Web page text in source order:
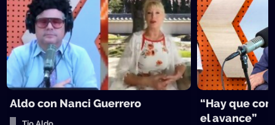
Aldo con Nanci Guerrero
“Hay que
el avance”